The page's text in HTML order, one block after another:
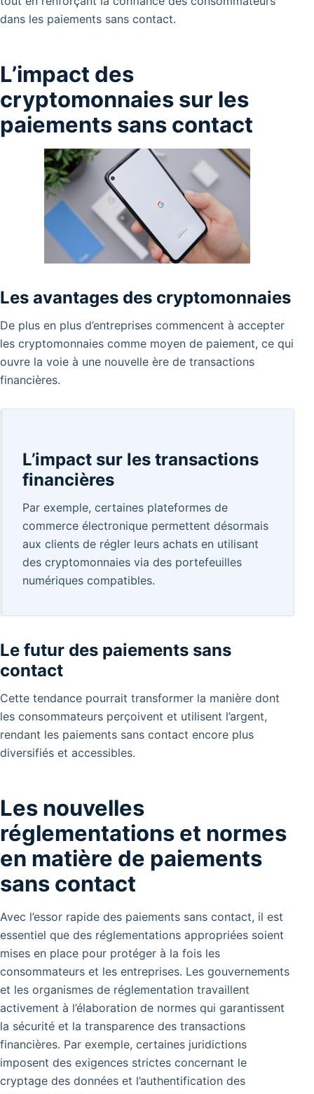
dans les paiements sans contact.
L’impact des
cryptomonnaies sur les
paiements sans contact
Les avantages des cryptomonnaies
De plus en plus d’entreprises commencent à accepter
les cryptomonnaies comme moyen de paiement, ce qui
ouvre la voie à une nouvelle ère de transactions
financières.
L’impact sur les transactions
financières
Par exemple, certaines plateformes de
commerce électronique permettent désormais
aux clients de régler leurs achats en utilisant
des cryptomonnaies via des portefeuilles
numériques compatibles.
Le futur des paiements sans
contact
Cette tendance pourrait transformer la manière dont
les consommateurs perçoivent et utilisent l’argent,
rendant les paiements sans contact encore plus
diversifiés et accessibles.
Les nouvelles
réglementations et normes
en matière de paiements
sans contact
Avec l’essor rapide des paiements sans contact, il est
essentiel que des réglementations appropriées soient
mises en place pour protéger à la fois les
consommateurs et les entreprises. Les gouvernements
et les organismes de réglementation travaillent
activement à l’élaboration de normes qui garantissent
la sécurité et la transparence des transactions
financières. Par exemple, certaines juridictions
imposent des exigences strictes concernant le
cryptage des données et l’authentification des